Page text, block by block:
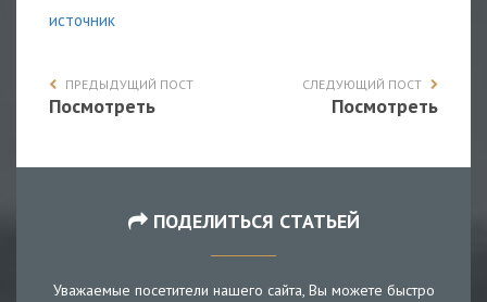
источник
ПРЕДЫДУЩИЙ ПОСТ
Посмотреть
СЛЕДУЮЩИЙ ПОСТ
Посмотреть
ПОДЕЛИТЬСЯ СТАТЬЕЙ
Уважаемые посетители нашего сайта, Вы можете быстро